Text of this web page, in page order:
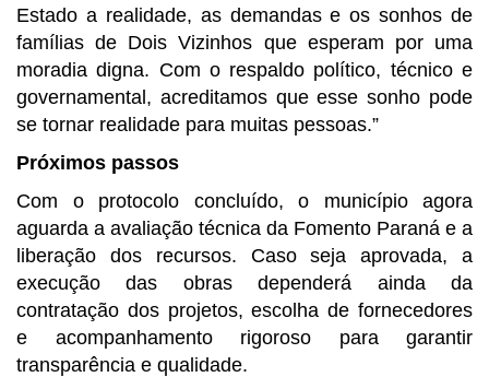
Estado a realidade, as demandas e os sonhos de
famílias de Dois Vizinhos que esperam por uma
moradia digna. Com o respaldo político, técnico e
governamental, acreditamos que esse sonho pode
se tornar realidade para muitas pessoas.”
Próximos passos
Com o protocolo concluído, o município agora
aguarda a avaliação técnica da Fomento Paraná e a
liberação dos recursos. Caso seja aprovada, a
execução das obras dependerá ainda da
contratação dos projetos, escolha de fornecedores
e acompanhamento rigoroso para garantir
transparência e qualidade.